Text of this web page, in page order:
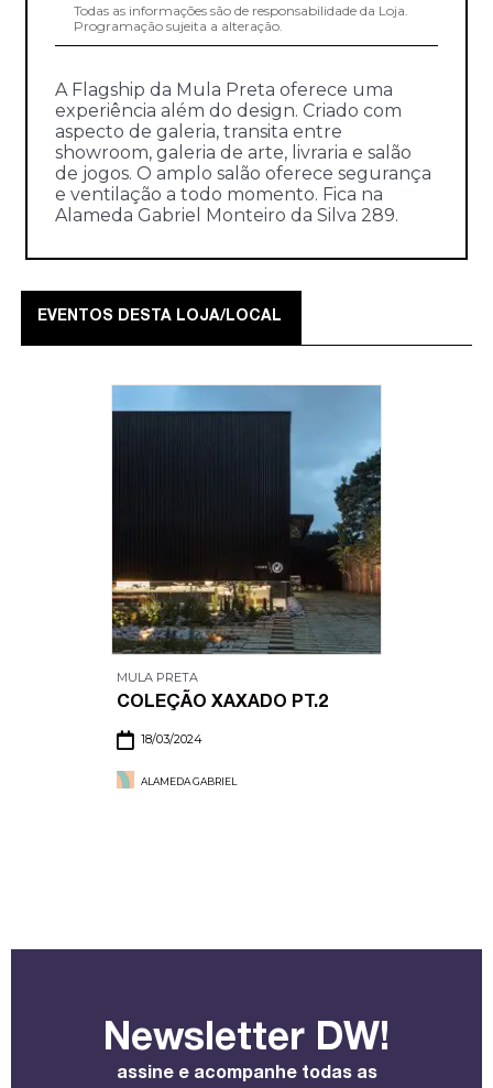
Todas as informações são de responsabilidade da Loja.
Programação sujeita a alteração.
A Flagship da Mula Preta oferece uma
experiência além do design. Criado com
aspecto de galeria, transita entre
showroom, galeria de arte, livraria e salão
de jogos. O amplo salão oferece segurança
e ventilação a todo momento. Fica na
Alameda Gabriel Monteiro da Silva 289.
EVENTOS DESTA LOJA/LOCAL
MULA PRETA
COLEÇÃO XAXADO PT.2
18/03/2024
ALAMEDA GABRIEL
Newsletter DW!
assine e acompanhe todas as